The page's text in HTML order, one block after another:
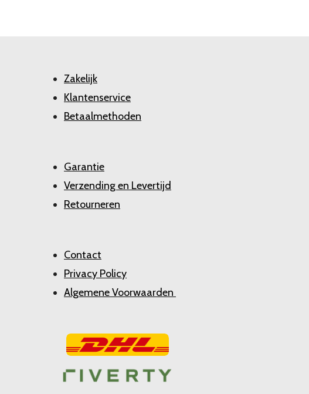
Zakelijk
Klantenservice
Betaalmethoden
Garantie
Verzending en Levertijd
Retourneren
Contact
Privacy Policy
Algemene Voorwaarden